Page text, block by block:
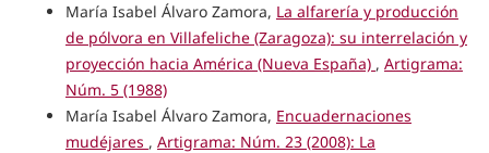
María Isabel Álvaro Zamora, La alfarería y producción
de pólvora en Villafeliche (Zaragoza): su interrelación y
proyección hacia América (Nueva España) , Artigrama:
Núm. 5 (1988)
María Isabel Álvaro Zamora, Encuadernaciones
mudéjares , Artigrama: Núm. 23 (2008): La